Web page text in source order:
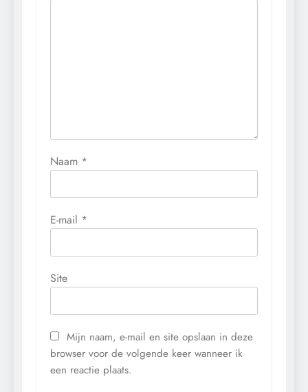
Naam *
E-mail *
Site
Mijn naam, e-mail en site opslaan in deze
browser voor de volgende keer wanneer ik
een reactie plaats.